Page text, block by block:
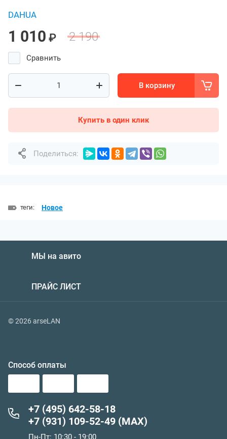
DAHUA
2 190
1 010 ₽
Сравнить
В корзину
Купить в один клик
Поделиться:
теги: Новое
МЫ на авито
ПРАЙС ЛИСТ
© 2026 arseLAN
Способ оплаты
+7 (495) 642-58-18
+7 (931) 109-52-49 (MAX)
Пн-Пт: 10:30 - 19:00